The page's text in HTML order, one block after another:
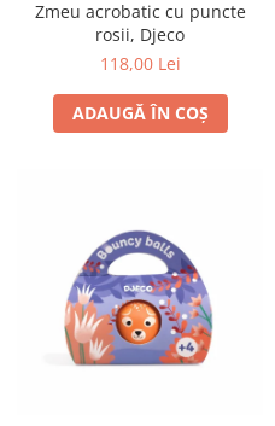
Zmeu acrobatic cu puncte
rosii, Djeco
118,00 Lei
ADAUGĂ ÎN COȘ